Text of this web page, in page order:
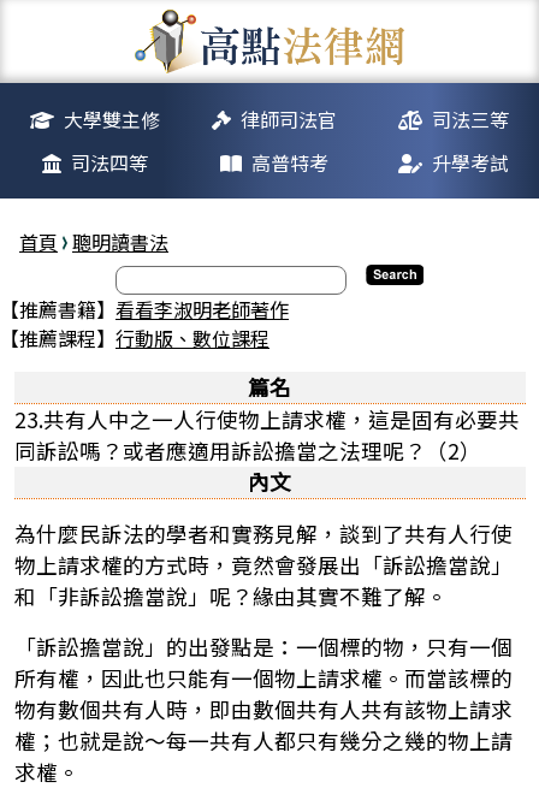
大學雙主修 律師司法官
司法三等
司法四等
高普特考 升學考試
首頁 聰明讀書法
【推薦書籍】 看看李淑明老師著作
【推薦課程】 行動版、數位課程
篇名
23.共有人中之一人行使物上請求權，這是固有必要共
同訴訟嗎？或者應適用訴訟擔當之法理呢？（2）
內文
為什麼民訴法的學者和實務見解，談到了共有人行使
物上請求權的方式時，竟然會發展出「訴訟擔當說」
和「非訴訟擔當說」呢？緣由其實不難了解。
「訴訟擔當說」的出發點是：一個標的物，只有一個
所有權，因此也只能有一個物上請求權。而當該標的
物有數個共有人時，即由數個共有人共有該物上請求
權；也就是說～每一共有人都只有幾分之幾的物上請
求權。